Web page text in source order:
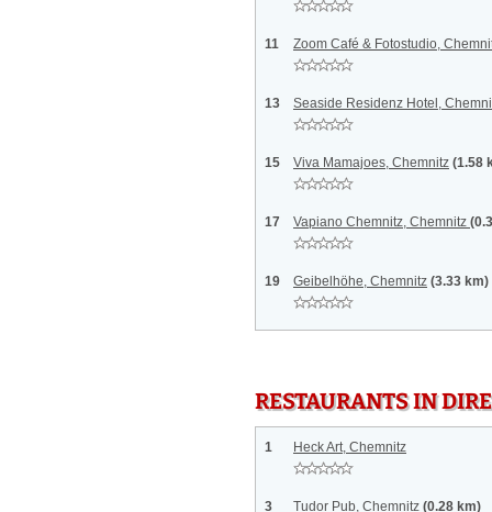
11 Zoom Café & Fotostudio,
13 Seaside Residenz Hotel,
15 Viva Mamajoes, Chemnitz (1.58
17 Vapiano Chemnitz, Chemnitz
19 Geibelhöhe, Chemnitz (3.33 km)
RESTAURANTS IN
1 Heck Art, Chemnitz
3 Tudor Pub, Chemnitz (0.28 km)